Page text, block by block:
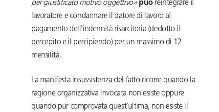
per giustificato motivo oggettivo» puòreintegrare il
lavoratore e condannare il datore di lavoro al
pagamento dell’indennità risarcitoria (dedotto il
percepito e il percipiendo) per un massimo di 12
mensilità.
La manifesta insussistenza del fatto ricorre quando la
ragione organizzativa invocata non esiste oppure
quando pur comprovata quest’ultima, non esiste il